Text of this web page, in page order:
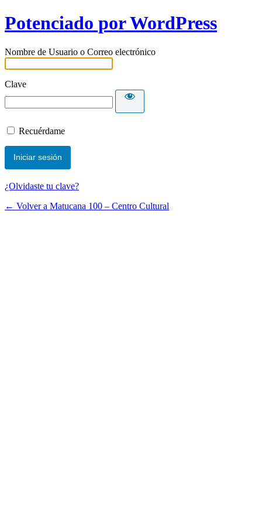
Potenciado por WordPress
Nombre de Usuario o Correo electrónico
Clave
Recuérdame
¿Olvidaste tu clave?
← Volver a Matucana 100 – Centro Cultural